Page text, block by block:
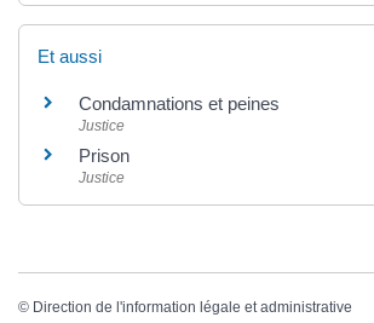
Et aussi
Condamnations et peines
Justice
Prison
Justice
© Direction de l'information légale et administrative